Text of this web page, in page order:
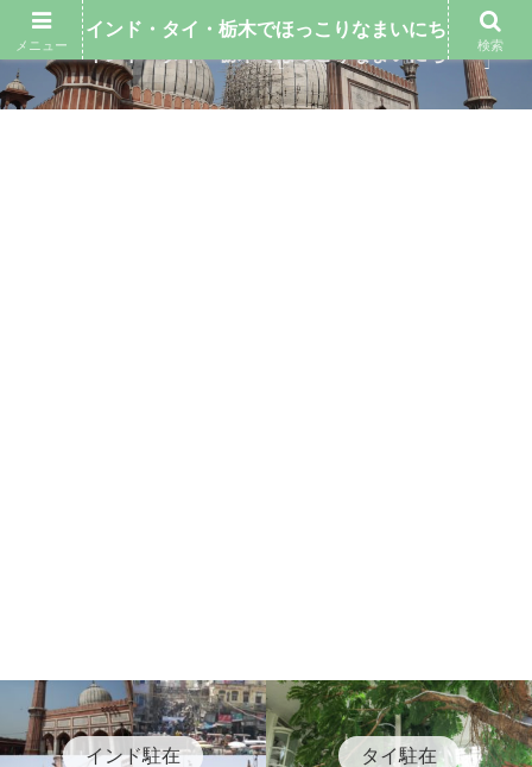
インド駐在 タイ駐在
メニュー
インド・タイ・栃木でほっこりなまいにち
検索